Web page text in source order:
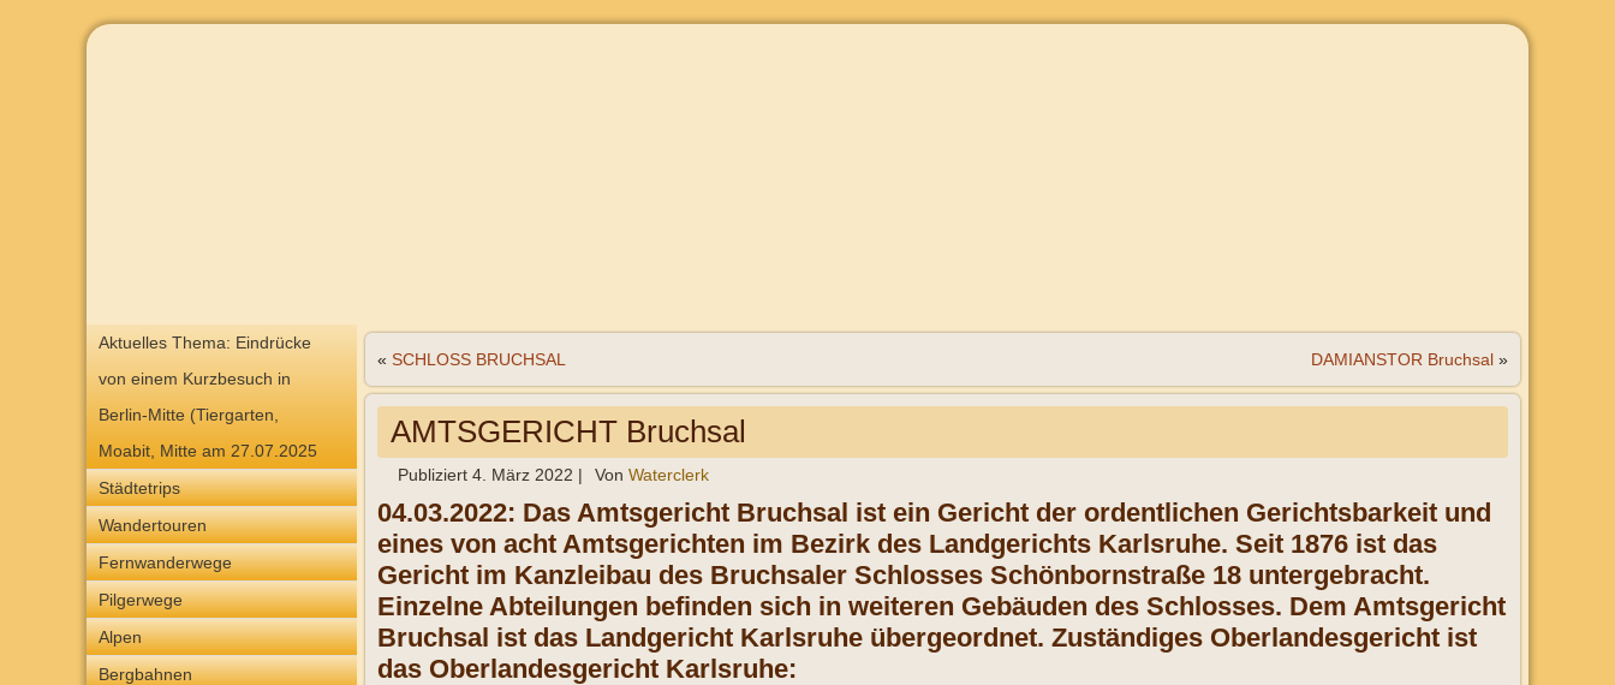
Aktuelles Thema: Eindrücke
von einem Kurzbesuch in
Berlin-Mitte (Tiergarten,
Moabit, Mitte am 27.07.2025
Städtetrips
Wandertouren
Fernwanderwege
Pilgerwege
Alpen
Bergbahnen
« SCHLOSS BRUCHSAL DAMIANSTOR Bruchsal »
AMTSGERICHT Bruchsal
Publiziert 4. März 2022 | Von Waterclerk
04.03.2022: Das Amtsgericht Bruchsal ist ein Gericht der ordentlichen Gerichtsbarkeit und
eines von acht Amtsgerichten im Bezirk des Landgerichts Karlsruhe. Seit 1876 ist das
Gericht im Kanzleibau des Bruchsaler Schlosses Schönbornstraße 18 untergebracht.
Einzelne Abteilungen befinden sich in weiteren Gebäuden des Schlosses. Dem Amtsgericht
Bruchsal ist das Landgericht Karlsruhe übergeordnet. Zuständiges Oberlandesgericht ist
das Oberlandesgericht Karlsruhe: